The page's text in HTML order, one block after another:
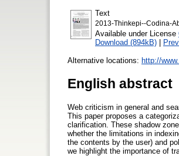
Text
2013-Thinkepi--Codina-
Available under License
Download (894kB) |
Alternative locations: http://
English abstract
Web criticism in general and
This paper proposes a
clarification. These shadow
whether the limitations in
the contents by the user) and
we highlight the importance of